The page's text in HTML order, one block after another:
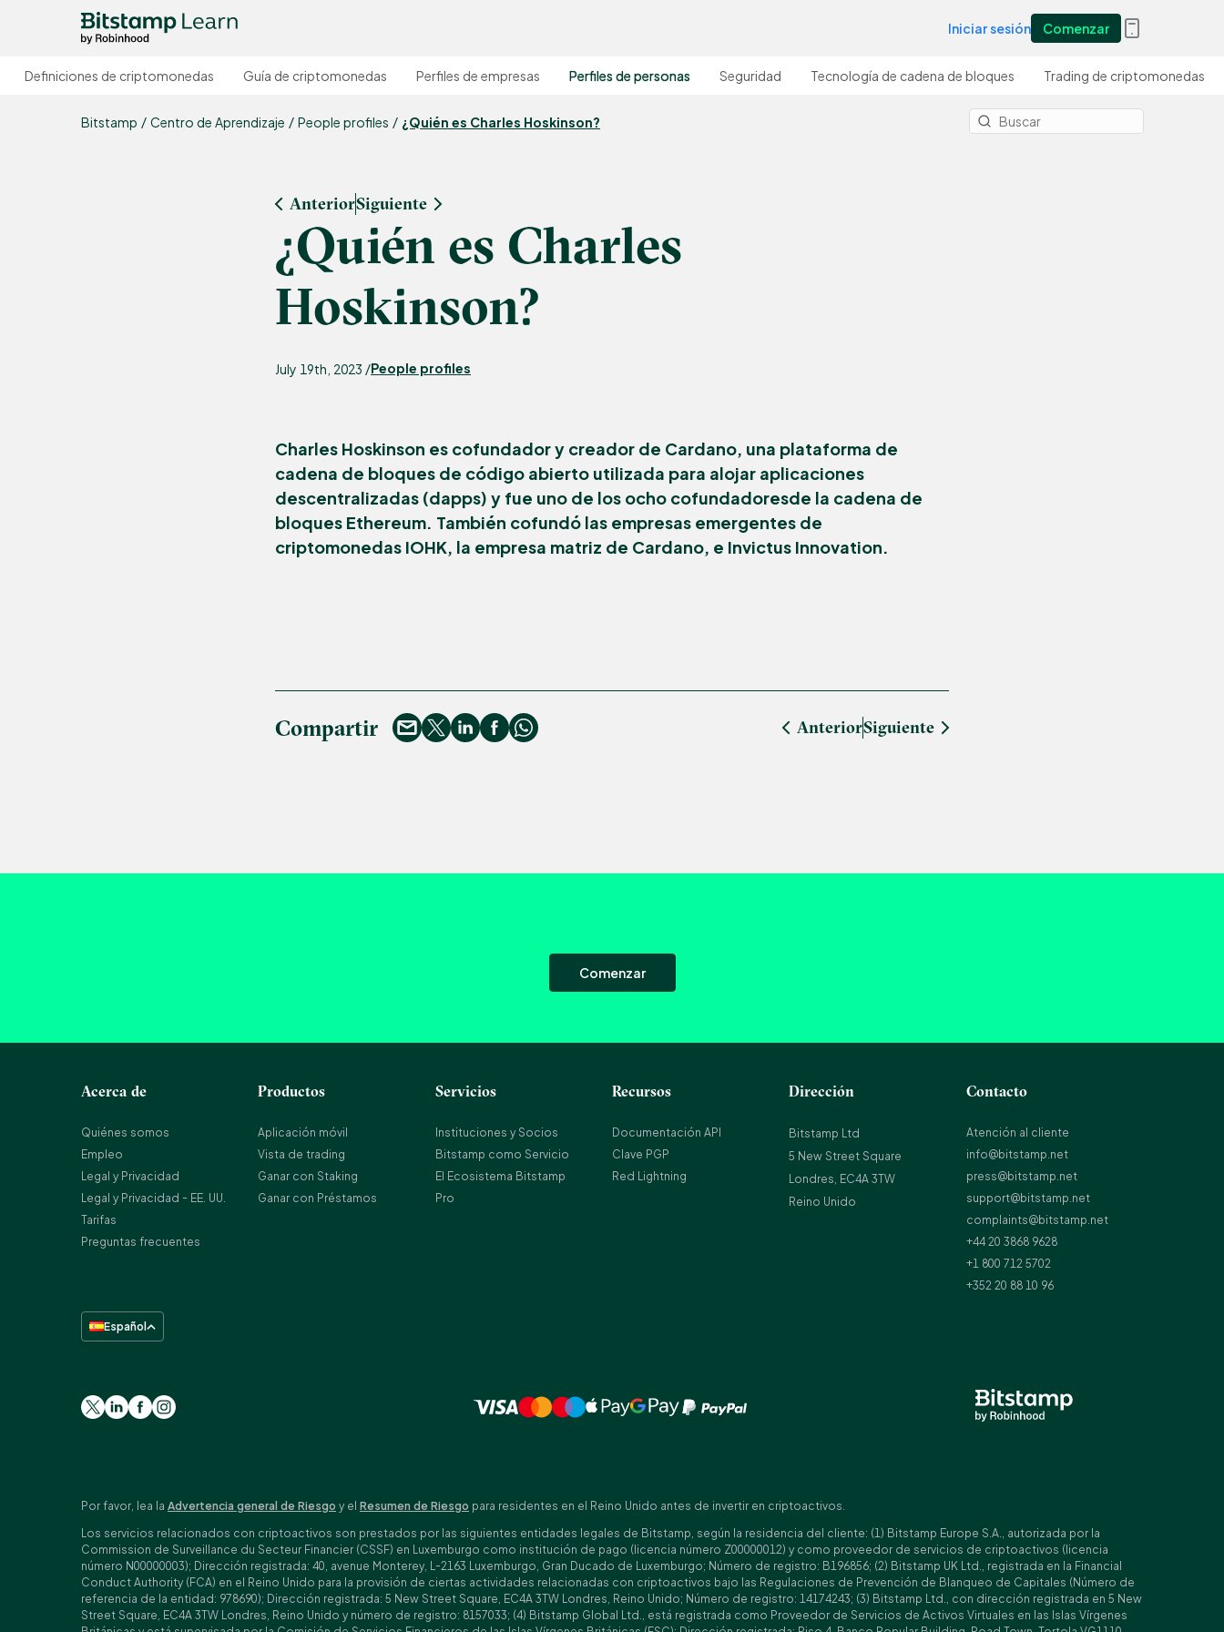
Iniciar sesión Comenzar
Definiciones de criptomonedas Guía de criptomonedas Perfiles de empresas Perfiles de personas Seguridad Tecnología de cadena de bloques Trading de criptomonedas
Bitstamp Centro de Aprendizaje People profiles ¿Quién es Charles Hoskinson?
AnteriorSiguiente
¿Quién es Charles
Hoskinson?
July 19th, 2023 /People profiles
Charles Hoskinson es cofundador y creador de Cardano, una plataforma de
cadena de bloques de código abierto utilizada para alojar aplicaciones
descentralizadas (dapps) y fue uno de los ocho cofundadoresde la cadena de
bloques Ethereum. También cofundó las empresas emergentes de
criptomonedas IOHK, la empresa matriz de Cardano, e Invictus Innovation.
Compartir AnteriorSiguiente
Comenzar
Acerca de
Quiénes somos
Empleo
Legal y Privacidad
Legal y Privacidad - EE. UU.
Tarifas
Preguntas frecuentes
Productos
Aplicación móvil
Vista de trading
Ganar con Staking
Ganar con Préstamos
Servicios
Instituciones y Socios
Bitstamp como Servicio
El Ecosistema Bitstamp
Pro
Recursos
Documentación API
Clave PGP
Red Lightning
Dirección
Bitstamp Ltd
5 New Street Square
Londres, EC4A 3TW
Reino Unido
Contacto
Atención al cliente
info@bitstamp.net
press@bitstamp.net
support@bitstamp.net
complaints@bitstamp.net
+44 20 3868 9628
+1 800 712 5702
+352 20 88 10 96
Español
Por favor, lea la Advertencia general de Riesgo y el Resumen de Riesgo para residentes en el Reino Unido antes de invertir en criptoactivos.
Los servicios relacionados con criptoactivos son prestados por las siguientes entidades legales de Bitstamp, según la residencia del cliente: (1) Bitstamp Europe S.A., autorizada por la
Commission de Surveillance du Secteur Financier (CSSF) en Luxemburgo como institución de pago (licencia número Z00000012) y como proveedor de servicios de criptoactivos (licencia
número N00000003); Dirección registrada: 40, avenue Monterey, L-2163 Luxemburgo, Gran Ducado de Luxemburgo; Número de registro: B196856; (2) Bitstamp UK Ltd., registrada en la Financial
Conduct Authority (FCA) en el Reino Unido para la provisión de ciertas actividades relacionadas con criptoactivos bajo las Regulaciones de Prevención de Blanqueo de Capitales (Número de
referencia de la entidad: 978690); Dirección registrada: 5 New Street Square, EC4A 3TW Londres, Reino Unido; Número de registro: 14174243; (3) Bitstamp Ltd., con dirección registrada en 5 New
Street Square, EC4A 3TW Londres, Reino Unido y número de registro: 8157033; (4) Bitstamp Global Ltd., está registrada como Proveedor de Servicios de Activos Virtuales en las Islas Vírgenes